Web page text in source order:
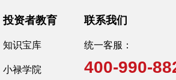
投资者教育
知识宝库
小禄学院
联系我们
统一客服：
400-990-